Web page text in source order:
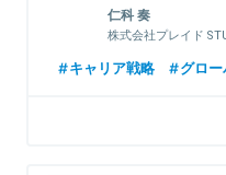
仁科 奏
株式会社プレイド
キャリア戦略 グロ